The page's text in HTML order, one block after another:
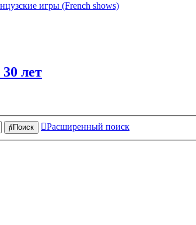
игры (French shows)
лет
Поиск
Расширенный поиск